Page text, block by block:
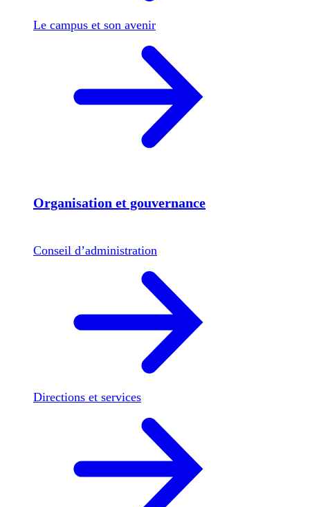
Le campus et son avenir
Organisation et gouvernance
Conseil d’administration
Directions et services